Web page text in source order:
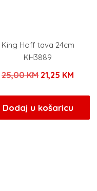
King Hoff tava 24cm
KH3889
25,00KM Izvorna
bila
je:
21,25 KM
21,25
Dodaj u košaricu